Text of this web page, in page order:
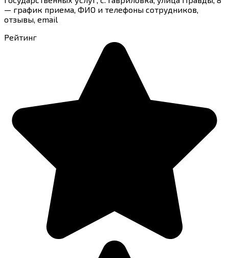
— график приема, ФИО и телефоны сотрудников,
отзывы, email
Рейтинг